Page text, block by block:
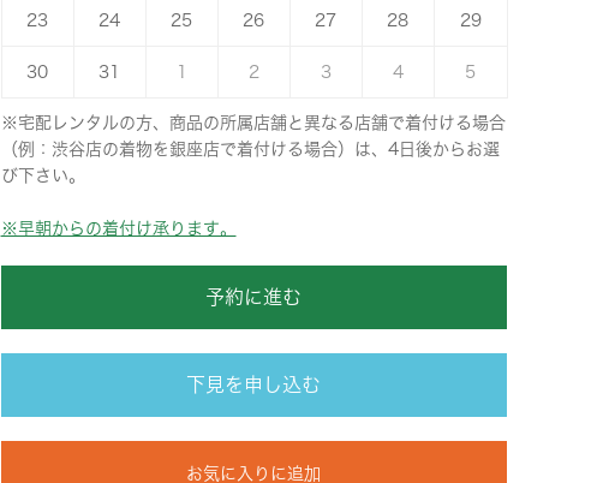
23 24 25 26 27 28 29
30 31 2 3 4 5
※宅配レンタルの方、商品の所属店舗と異なる店舗で着付ける場合
（例：渋谷店の着物を銀座店で着付ける場合）は、4日後からお選
び下さい。
※早朝からの着付け承ります。
予約に進む
下見を申し込む
お気に入りに追加